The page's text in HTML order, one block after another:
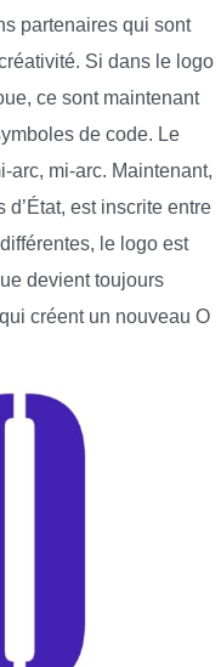
partenaires qui sont
Si dans le logo
ce sont maintenant
de code. Le
arc, mi-arc. Maintenant,
est inscrite entre
le logo est
devient toujours
créent un nouveau O